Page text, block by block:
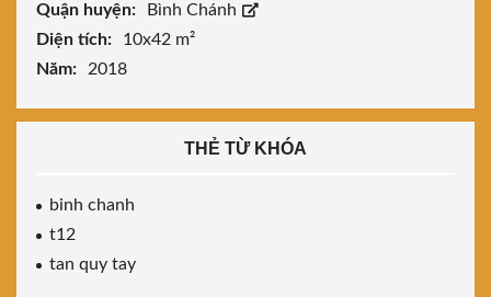
Quận huyện:
Bình Chánh
Diện tích:
10x42 m²
Năm:
2018
THẺ TỪ KHÓA
binh chanh
t12
tan quy tay